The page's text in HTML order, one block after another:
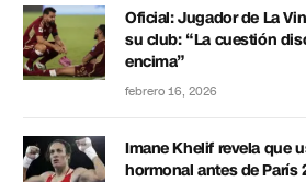
Oficial: Jugador de La
su club: “La cuestión
encima”
febrero 16, 2026
Imane Khelif revela que
hormonal antes de París